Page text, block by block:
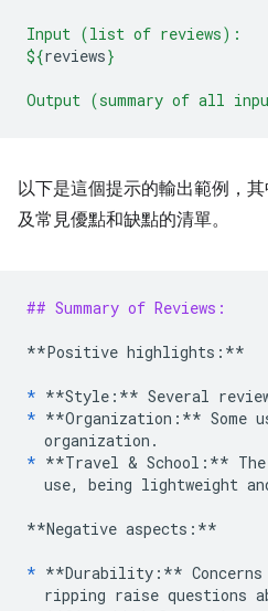
Input (list of reviews):
${reviews}
Output (summary of all
以下是這個提示的輸出範例，
及常見優點和缺點的清單。
## Summary of Reviews:
**Positive highlights:**
* **Style:**
* **Organization:** Some
* **Travel & School:**
use, being lightweight
**Negative aspects:**
* **Durability:**